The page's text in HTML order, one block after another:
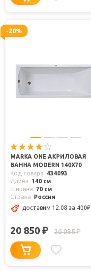
-20%
MARKA ONE АКРИЛОВАЯ
ВАННА MODERN 140X70
Код товара
434093
Длина
140 см
Ширина
70 см
Страна
Россия
доставим 12.08 за 400₽
20 850 ₽ 26 035₽